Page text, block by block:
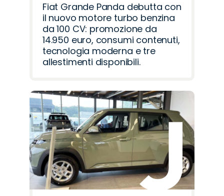
Fiat Grande Panda debutta con
il nuovo motore turbo benzina
da 100 CV: promozione da
14.950 euro, consumi contenuti,
tecnologia moderna e tre
allestimenti disponibili.